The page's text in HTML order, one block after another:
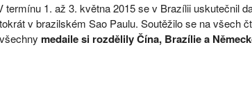
termínu 1. až 3. května 2015 se v Brazílii uskutečnil
v brazilském Sao Paulu. Soutěžilo se na všech
medaile si rozdělily Čína, Brazílie a